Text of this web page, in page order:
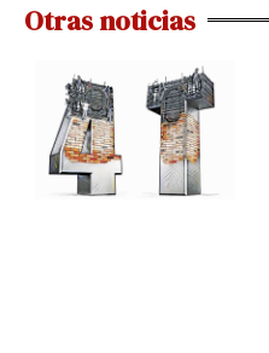
Otras noticias